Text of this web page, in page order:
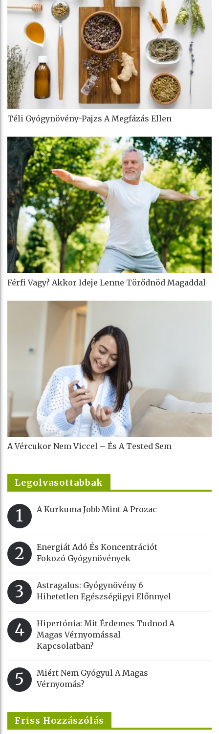
Téli Gyógynövény-Pajzs A Megfázás Ellen
Férfi Vagy? Akkor Ideje Lenne Törődnöd Magaddal
A Vércukor Nem Viccel – És A Tested Sem
Legolvasottabbak
1 A Kurkuma Jobb Mint A Prozac
2
Energiát Adó És Koncentrációt
Fokozó Gyógynövények
3
Astragalus: Gyógynövény 6
Hihetetlen Egészségügyi Előnnyel
4
Hipertónia: Mit Érdemes Tudnod A
Magas Vérnyomással
Kapcsolatban?
5
Miért Nem Gyógyul A Magas
Vérnyomás?
Friss Hozzászólás